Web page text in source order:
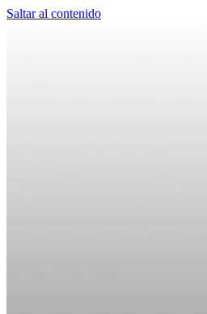
Saltar al contenido